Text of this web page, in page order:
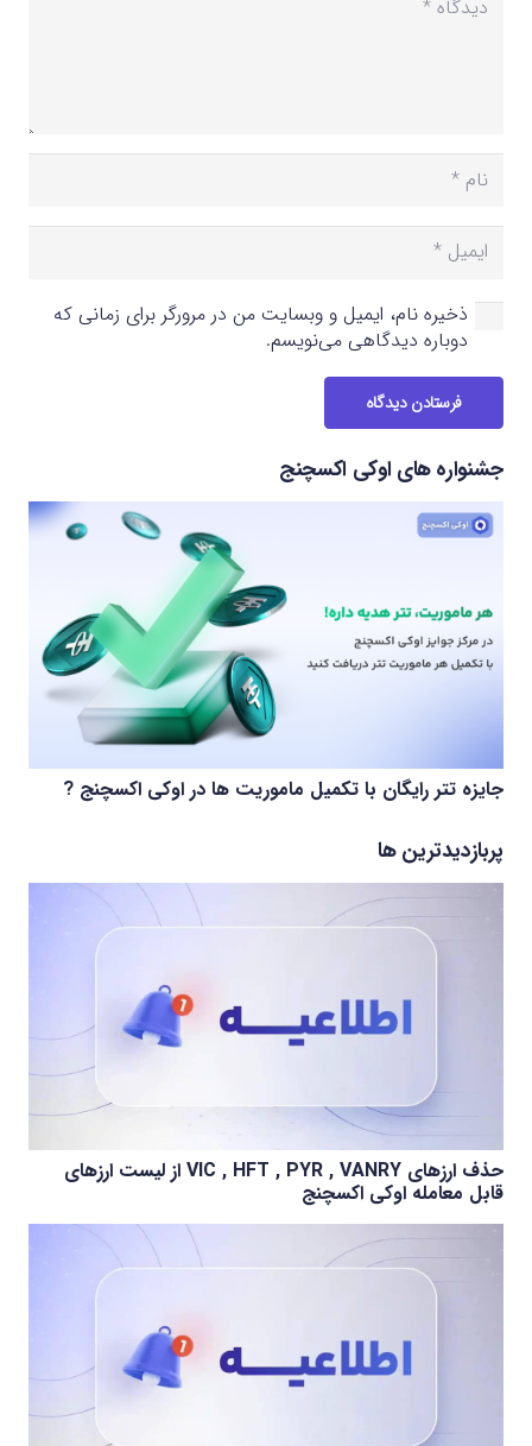
ذخیره نام، ایمیل و وبسایت من در مرورگر برای زمانی که
دوباره دیدگاهی می‌نویسم.
فرستادن دیدگاه
جشنواره های اوکی اکسچنج
جایزه تتر رایگان با تکمیل ماموریت ها در اوکی اکسچنج ?
پربازدیدترین ها
حذف ارزهای VIC , HFT , PYR , VANRY از لیست ارزهای
قابل معامله اوکی اکسچنج